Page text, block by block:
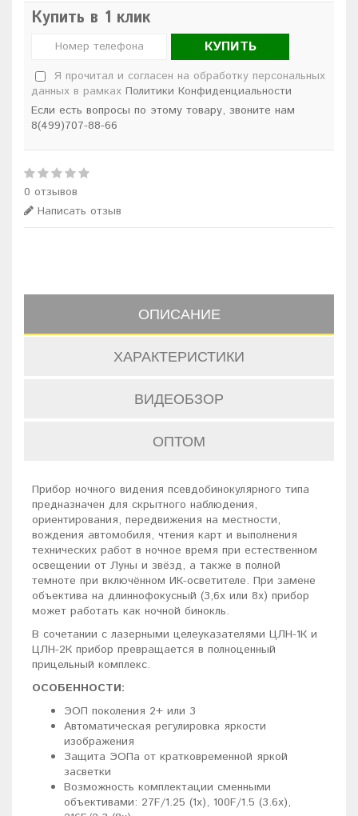
Купить в 1 клик
КУПИТЬ
Я прочитал и согласен на обработку персональных
данных в рамках Политики Конфиденциальности
Если есть вопросы по этому товару, звоните нам
8(499)707-88-66
0 отзывов
Написать отзыв
ОПИСАНИЕ
ХАРАКТЕРИСТИКИ
ВИДЕОБЗОР
ОПТОМ
Прибор ночного видения псевдобинокулярного типа
предназначен для скрытного наблюдения,
ориентирования, передвижения на местности,
вождения автомобиля, чтения карт и выполнения
технических работ в ночное время при естественном
освещении от Луны и звёзд, а также в полной
темноте при включённом ИК-осветителе. При замене
объектива на длиннофокусный (3,6х или 8х) прибор
может работать как ночной бинокль.
В сочетании с лазерными целеуказателями ЦЛН-1К и
ЦЛН-2К прибор превращается в полноценный
прицельный комплекс.
ОСОБЕННОСТИ:
ЭОП поколения 2+ или 3
Автоматическая регулировка яркости
изображения
Защита ЭОПа от кратковременной яркой
засветки
Возможность комплектации сменными
объективами: 27F/1.25 (1х), 100F/1.5 (3.6х),